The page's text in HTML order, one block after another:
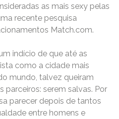
as mais sexy pelas
recente pesquisa
Match.com.
indício de que até as
como a cidade mais
mundo, talvez queiram
parceiros: serem salvas. Por
parecer depois de tantos
entre homens e